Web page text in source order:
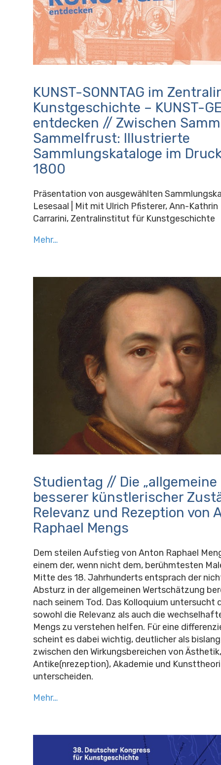
KUNST-SONNTAG im
Kunstgeschichte – KUNST-
entdecken // Zwischen
Sammelfrust: Illustrierte
Sammlungskataloge im
1800
Präsentation von ausgewählten
Lesesaal | Mit mit Ulrich Pfisterer, Ann-Kathrin
Carrarini, Zentralinstitut für Kunstgeschichte
Mehr…
Studientag // Die
besserer künstlerischer
Relevanz und Rezeption von
Raphael Mengs
Dem steilen Aufstieg von Anton Raphael
einem der, wenn nicht dem, berühmtesten
Mitte des 18. Jahrhunderts entsprach der
Absturz in der allgemeinen Wertschätzung
nach seinem Tod. Das Kolloquium untersucht
sowohl die Relevanz als auch die
Mengs zu verstehen helfen. Für eine
scheint es dabei wichtig, deutlicher als
zwischen den Wirkungsbereichen von Ästhetik,
Antike(nrezeption), Akademie und
unterscheiden.
Mehr…